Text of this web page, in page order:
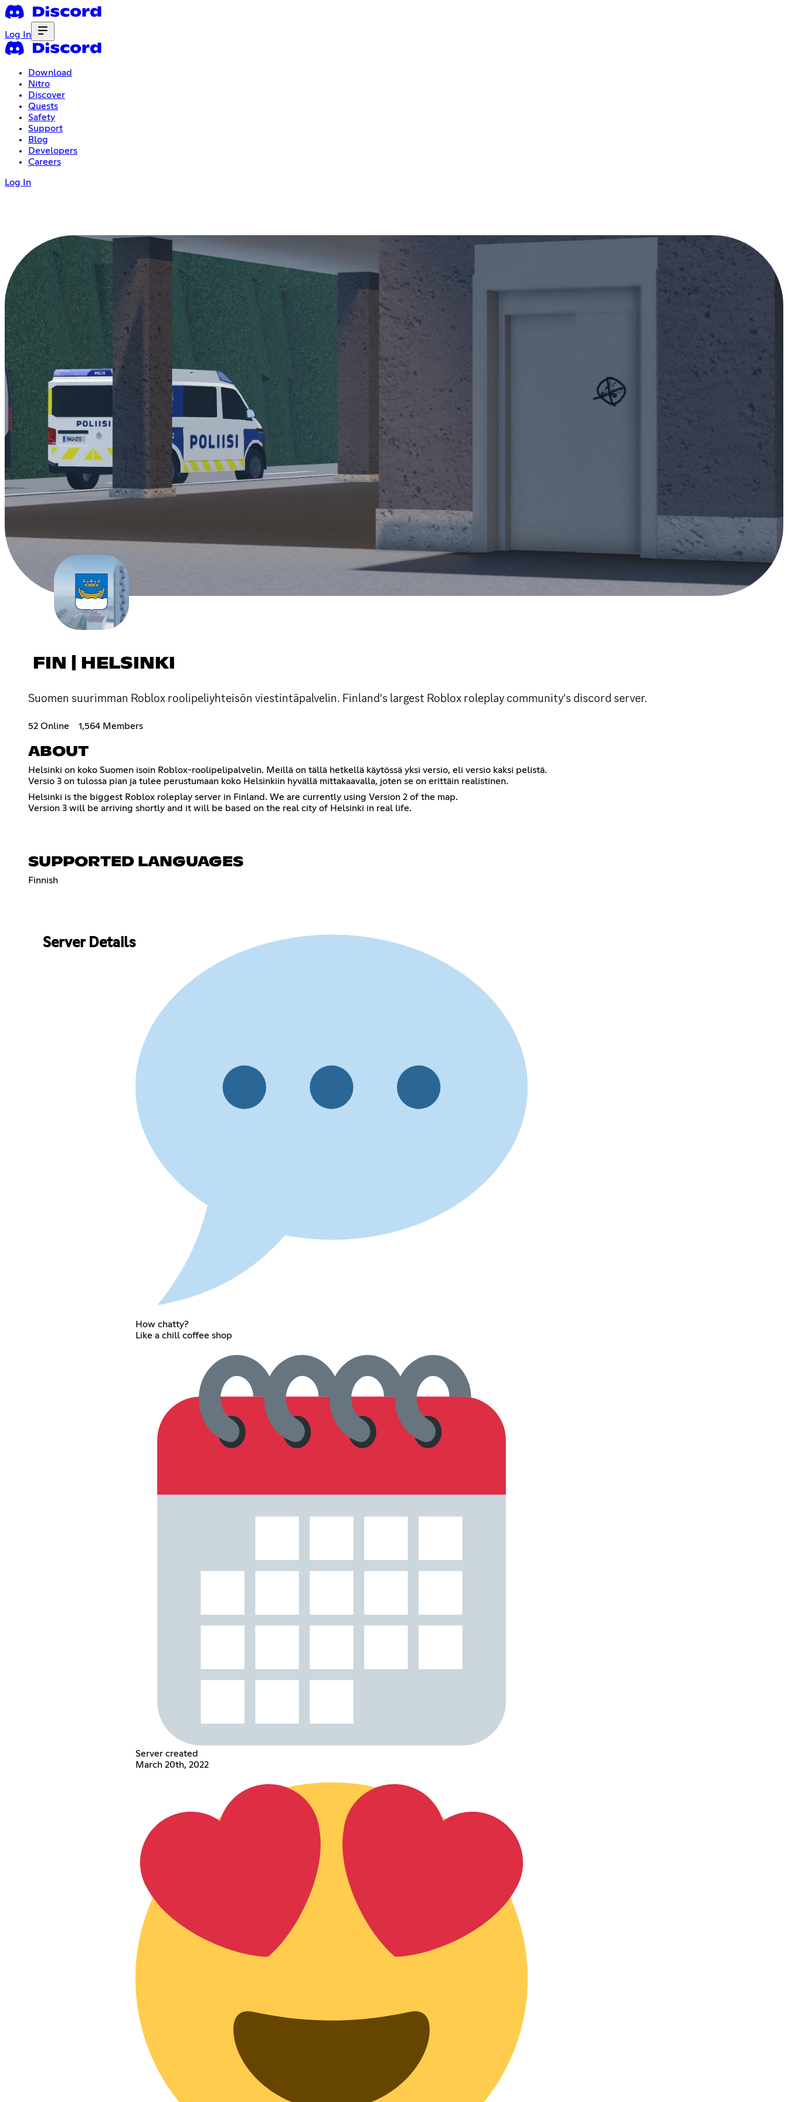
Log In
Download
Nitro
Discover
Quests
Safety
Support
Blog
Developers
Careers
Log In
FIN | HELSINKI
Suomen suurimman Roblox roolipeliyhteisön viestintäpalvelin. Finland's largest Roblox roleplay community's discord server.
52 Online 1,564 Members
ABOUT
Helsinki on koko Suomen isoin Roblox-roolipelipalvelin. Meillä on tällä hetkellä käytössä yksi versio, eli versio kaksi pelistä.
Versio 3 on tulossa pian ja tulee perustumaan koko Helsinkiin hyvällä mittakaavalla, joten se on erittäin realistinen.
Helsinki is the biggest Roblox roleplay server in Finland. We are currently using Version 2 of the map.
Version 3 will be arriving shortly and it will be based on the real city of Helsinki in real life.
SUPPORTED LANGUAGES
Finnish
Server Details
How chatty?
Like a chill coffee shop
Server created
March 20th, 2022